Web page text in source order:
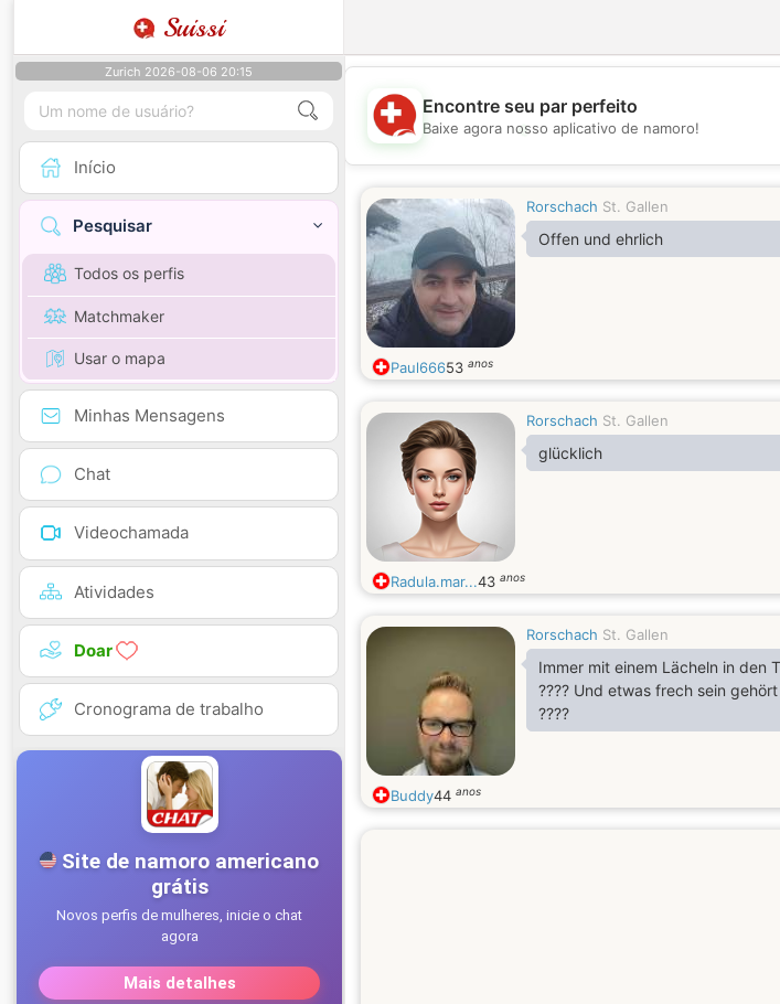
Suissi
Zurich 2026-08-06 20:15
Início
Pesquisar
Todos os perfis
Matchmaker
Usar o mapa
Minhas Mensagens
Chat
Videochamada
Atividades
Doar
Cronograma de trabalho
💖
Encontre seu par perfeito
Baixe agora nosso aplicativo de namoro!
Rorschach St. Gallen
Offen und ehrlich
Paul66653 anos
Rorschach St. Gallen
glücklich
Radula.mar...43 anos
Rorschach St. Gallen
Immer mit einem Lächeln in den
???? Und etwas frech sein
????
Buddy44 anos